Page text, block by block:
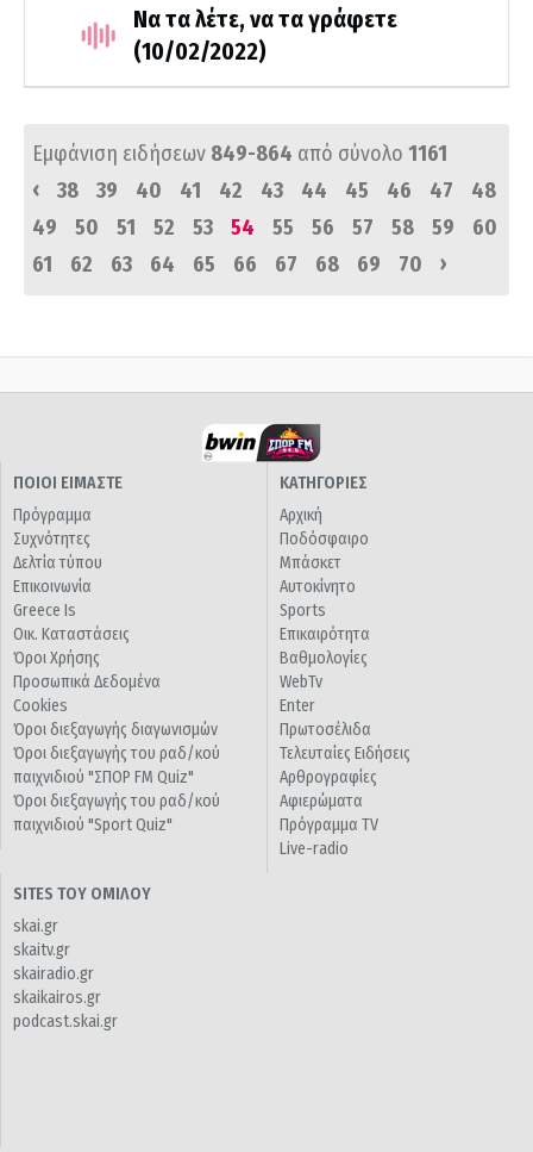
Να τα λέτε, να τα γράφετε
(10/02/2022)
Εμφάνιση ειδήσεων 849-864 από σύνολο 1161
‹
38 39 40 41 42 43 44 45 46 47
48
49
50 51 52 53 54 55 56 57 58 59
60
61
62 63 64 65 66 67 68 69 70 ›
ΠΟΙΟΙ ΕΙΜΑΣΤΕ
Πρόγραμμα
Συχνότητες
Δελτία τύπου
Επικοινωνία
Greece Is
Οικ. Καταστάσεις
Όροι Χρήσης
Προσωπικά Δεδομένα
Cookies
Όροι διεξαγωγής διαγωνισμών
Όροι διεξαγωγής του ραδ/κού
παιχνιδιού "ΣΠΟΡ FM Quiz"
Όροι διεξαγωγής του ραδ/κού
παιχνιδιού "Sport Quiz"
ΚΑΤΗΓΟΡΙΕΣ
Αρχική
Ποδόσφαιρο
Μπάσκετ
Αυτοκίνητο
Sports
Επικαιρότητα
Βαθμολογίες
WebTv
Enter
Πρωτοσέλιδα
Τελευταίες Ειδήσεις
Αρθρογραφίες
Αφιερώματα
Πρόγραμμα TV
Live-radio
SITES ΤΟΥ ΟΜΙΛΟΥ
skai.gr
skaitv.gr
skairadio.gr
skaikairos.gr
podcast.skai.gr